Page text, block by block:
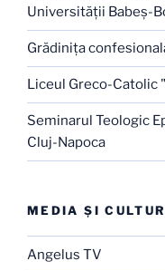
Universităţii Babeş-
Grădiniţa
Liceul Greco-Catolic
Seminarul Teologic
Cluj-Napoca
MEDIA ŞI
Angelus TV